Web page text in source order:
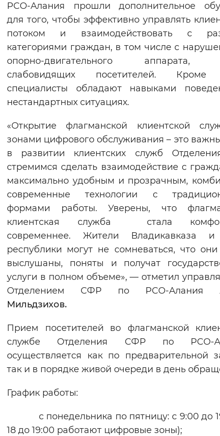
РСО-Алания прошли дополнительное
для того, чтобы эффективно управлять
потоком и взаимодействовать с
категориями граждан, в том числе с
опорно-двигательного аппарата,
слабовидящих посетителей. Кроме
специалисты обладают навыками
нестандартных ситуациях.
«Открытие флагманской клиентской
зонами цифрового обслуживания – это
в развитии клиентских служб
стремимся сделать взаимодействие с
максимально удобным и прозрачным,
современные технологии с
формами работы. Уверены, что
клиентская служба стала
современнее. Жители Владикавказа
республики могут не сомневаться, что они
выслушаны, поняты и получат
услуги в полном объеме», — отметил
Отделением СФР по РСО-Алания
Мильдзихов.
Прием посетителей во флагманской
службе Отделения СФР по РСО-
осуществляется как по предварительной
так и в порядке живой очереди в день
График работы:
с понедельника по пятницу: с 9:00 до
18 до 19:00 работают цифровые зоны);